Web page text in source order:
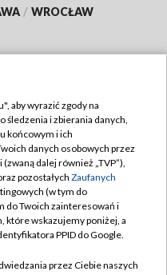
/ WROCŁAW
TVP
aby wyrazić zgody na
śledzenia i zbierania danych,
końcowym i ich
danych osobowych przez
dalej również „TVP”),
pozostałych Zaufanych
(w tym do
do Twoich zainteresowań i
które wskazujemy poniżej, a
PPID do Google.
przez Ciebie naszych